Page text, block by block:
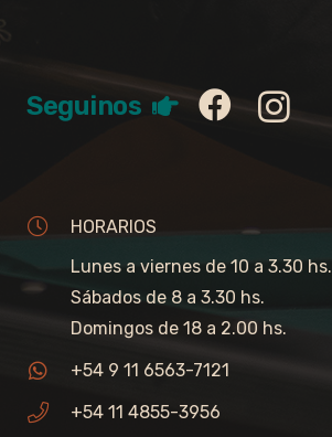
Seguinos
HORARIOS
Lunes a viernes de 10 a 3.30 hs.
Sábados de 8 a 3.30 hs.
Domingos de 18 a 2.00 hs.
+54 9 11 6563-7121
+54 11 4855-3956